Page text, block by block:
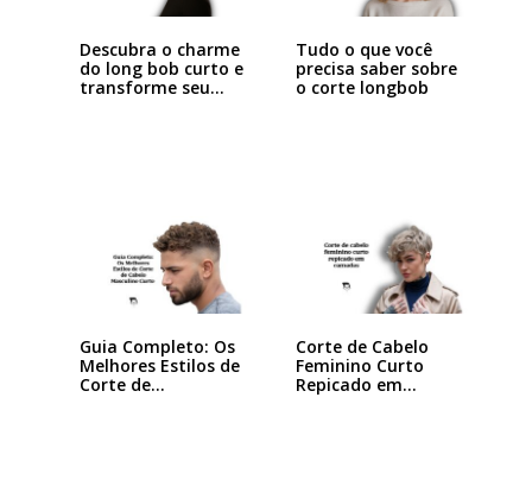
Descubra o charme
do long bob curto e
transforme seu…
Tudo o que você
precisa saber sobre
o corte longbob
Guia Completo: Os
Melhores Estilos de
Corte de…
Corte de Cabelo
Feminino Curto
Repicado em